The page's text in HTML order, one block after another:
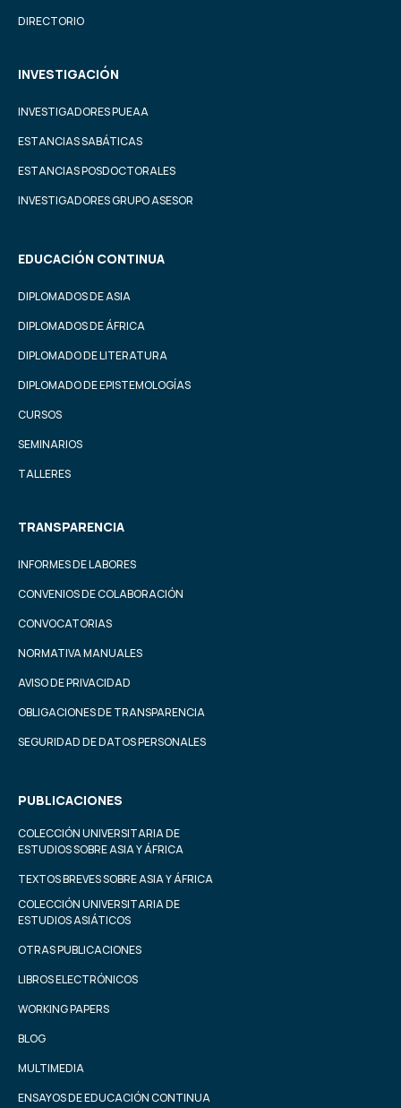
DIRECTORIO
INVESTIGACIÓN
INVESTIGADORES PUEAA
ESTANCIAS SABÁTICAS
ESTANCIAS POSDOCTORALES
INVESTIGADORES GRUPO ASESOR
EDUCACIÓN CONTINUA
DIPLOMADOS DE ASIA
DIPLOMADOS DE ÁFRICA
DIPLOMADO DE LITERATURA
DIPLOMADO DE EPISTEMOLOGÍAS
CURSOS
SEMINARIOS
TALLERES
TRANSPARENCIA
INFORMES DE LABORES
CONVENIOS DE COLABORACIÓN
CONVOCATORIAS
NORMATIVA MANUALES
AVISO DE PRIVACIDAD
OBLIGACIONES DE TRANSPARENCIA
SEGURIDAD DE DATOS PERSONALES
PUBLICACIONES
COLECCIÓN UNIVERSITARIA DE
ESTUDIOS SOBRE ASIA Y ÁFRICA
TEXTOS BREVES SOBRE ASIA Y ÁFRICA
COLECCIÓN UNIVERSITARIA DE
ESTUDIOS ASIÁTICOS
OTRAS PUBLICACIONES
LIBROS ELECTRÓNICOS
WORKING PAPERS
BLOG
MULTIMEDIA
ENSAYOS DE EDUCACIÓN CONTINUA